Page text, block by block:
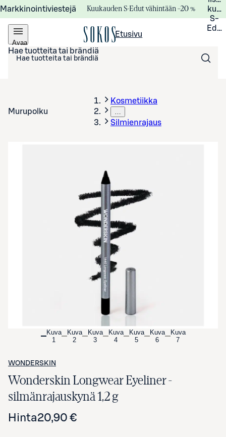
Markkinointiviestejä Kuukauden S-Edut vähintään –20 %
S-
Avaa
valikko
Etusivu
Hae tuotteita tai brändiä
Murupolku
Kosmetiikka
…
Silmienrajaus
Avaa tuotekuva suurennettuna
Kuva
1
Kuva
2
Kuva
3
Kuva
4
Kuva
5
Kuva
6
Kuva
7
WONDERSKIN
Wonderskin Longwear Eyeliner -
silmänrajauskynä 1,2 g
Hinta20,90 €